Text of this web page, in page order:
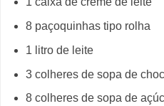
8 paçoquinhas tipo rolha
1 litro de leite
3 colheres de sopa de
8 colheres de sopa de